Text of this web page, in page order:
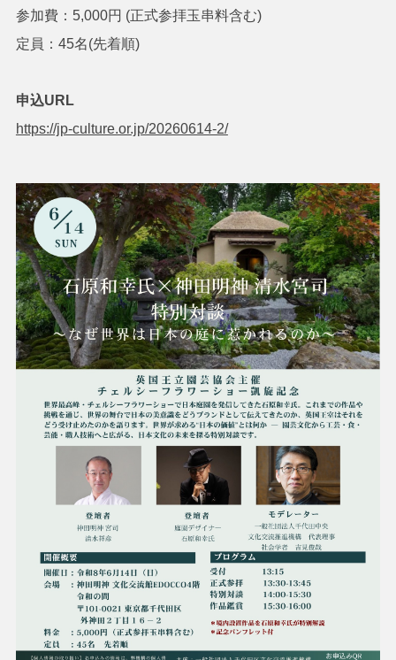
参加費：5,000円 (正式参拝玉串料含む)
定員：45名(先着順)
申込URL
https://jp-culture.or.jp/20260614-2/